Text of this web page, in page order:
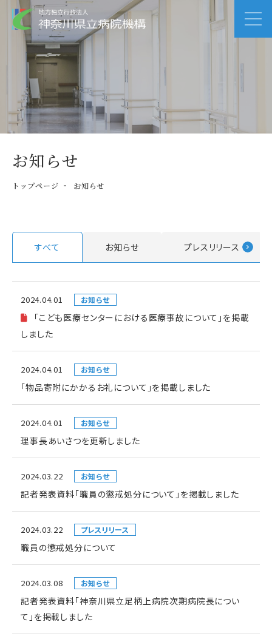
お知らせ
トップページ お知らせ
すべて お知らせ プレスリリース
2024.04.01 お知らせ
「こども医療センターにおける医療事故について」を掲載
しました
2024.04.01 お知らせ
「物品寄附にかかるお礼について」を掲載しました
2024.04.01 お知らせ
理事長あいさつを更新しました
2024.03.22 お知らせ
記者発表資料「職員の懲戒処分について」を掲載しました
2024.03.22 プレスリリース
職員の懲戒処分について
2024.03.08 お知らせ
記者発表資料「神奈川県立足柄上病院次期病院長につい
て」を掲載しました